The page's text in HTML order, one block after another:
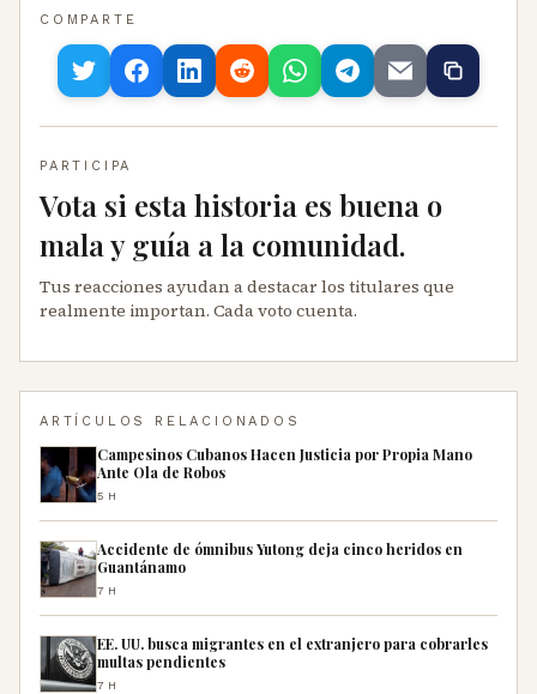
COMPARTE
PARTICIPA
Vota si esta historia es buena o
mala y guía a la comunidad.
Tus reacciones ayudan a destacar los titulares que
realmente importan. Cada voto cuenta.
ARTÍCULOS RELACIONADOS
Campesinos Cubanos Hacen Justicia por Propia Mano
Ante Ola de Robos
5H
Accidente de ómnibus Yutong deja cinco heridos en
Guantánamo
7H
EE. UU. busca migrantes en el extranjero para cobrarles
multas pendientes
7H